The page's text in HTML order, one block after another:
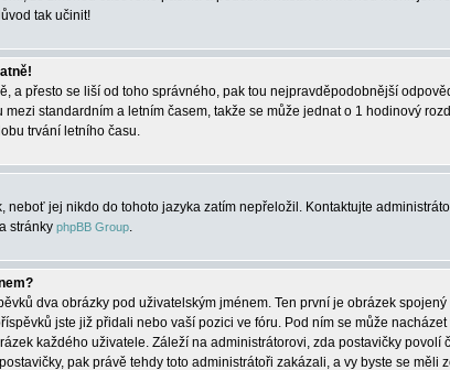
tak učinit!
a přesto se liší od toho správného, pak tou nejpravděpodobnější
standardním a letním časem, takže se může jednat o 1 hodinový
trvání letního času.
neboť jej nikdo do tohoto jazyka zatím nepřeložil. Kontaktujte
stránky phpBB Group.
dva obrázky pod uživatelským jménem. Ten první je obrázek
jste již přidali nebo vaší pozici ve fóru. Pod ním se může
každého uživatele. Záleží na administrátorovi, zda postavičky povolí
pak právě tehdy toto administrátoři zakázali, a vy byste se měli